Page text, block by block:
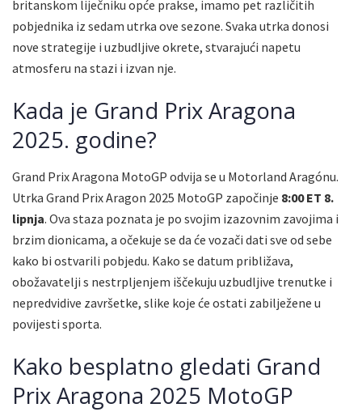
britanskom liječniku opće prakse, imamo pet različitih
pobjednika iz sedam utrka ove sezone. Svaka utrka donosi
nove strategije i uzbudljive okrete, stvarajući napetu
atmosferu na stazi i izvan nje.
Kada je Grand Prix Aragona
2025. godine?
Grand Prix Aragona MotoGP odvija se u Motorland Aragónu.
Utrka Grand Prix Aragon 2025 MotoGP započinje 8:00 ET 8.
lipnja. Ova staza poznata je po svojim izazovnim zavojima i
brzim dionicama, a očekuje se da će vozači dati sve od sebe
kako bi ostvarili pobjedu. Kako se datum približava,
obožavatelji s nestrpljenjem iščekuju uzbudljive trenutke i
nepredvidive završetke, slike koje će ostati zabilježene u
povijesti sporta.
Kako besplatno gledati Grand
Prix Aragona 2025 MotoGP